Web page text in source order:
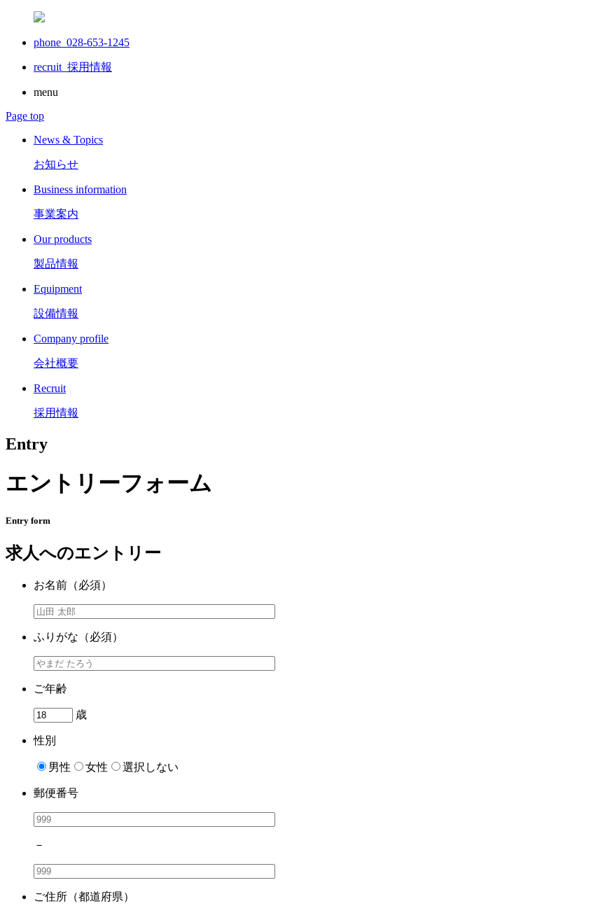
phone 028-653-1245
recruit 採用情報
menu
Page top
News & Topics
お知らせ
Business information
事業案内
Our products
製品情報
Equipment
設備情報
Company profile
会社概要
Recruit
採用情報
Entry
エントリーフォーム
Entry form
求人へのエントリー
お名前 （必須）
ふりがな （必須）
ご年齢
歳
性別
男性 女性 選択しない
郵便番号
－
ご住所 （都道府県）